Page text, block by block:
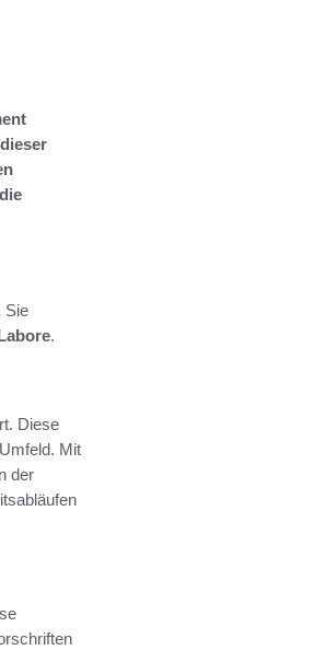
Sie
.
Diese
Mit
der